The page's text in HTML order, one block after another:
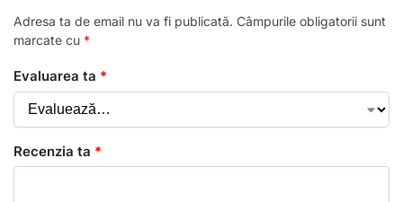
Adresa ta de email nu va fi publicată. Câmpurile obligatorii sunt
marcate cu *
Evaluarea ta *
Recenzia ta *